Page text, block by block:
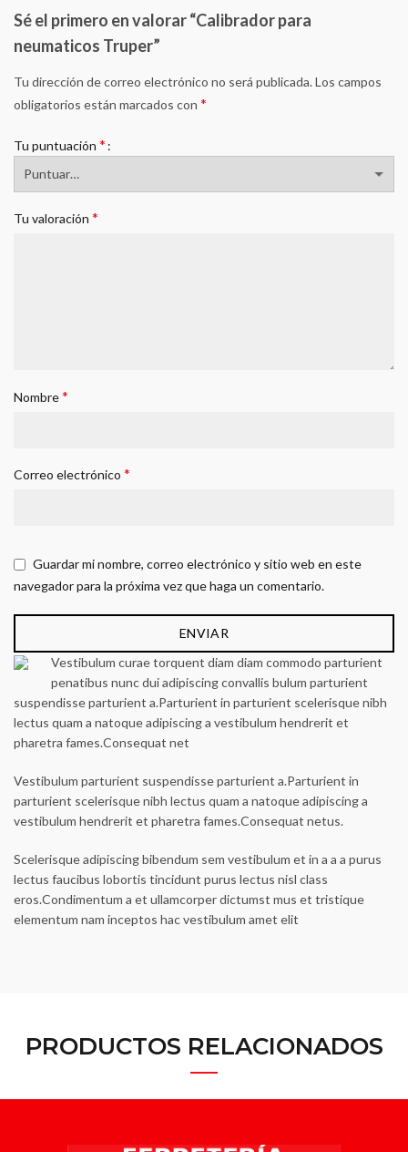
Sé el primero en valorar “Calibrador para
neumaticos Truper”
Tu dirección de correo electrónico no será publicada.Los campos
obligatorios están marcados con *
Tu puntuación *
Tu valoración *
Nombre*
Correo electrónico *
Guardar mi nombre, correo electrónico y sitio web en este
navegador para la próxima vez que haga un comentario.
Vestibulum curae torquent diam diam commodo parturient
penatibus nunc dui adipiscing convallis bulum parturient
suspendisse parturient a.Parturient in parturient scelerisque nibh
lectus quam a natoque adipiscing a vestibulum hendrerit et
pharetra fames.Consequat net
Vestibulum parturient suspendisse parturient a.Parturient in
parturient scelerisque nibh lectus quam a natoque adipiscing a
vestibulum hendrerit et pharetra fames.Consequat netus.
Scelerisque adipiscing bibendum sem vestibulum et in a a a purus
lectus faucibus lobortis tincidunt purus lectus nisl class
eros.Condimentum a et ullamcorper dictumst mus et tristique
elementum nam inceptos hac vestibulum amet elit
PRODUCTOS RELACIONADOS